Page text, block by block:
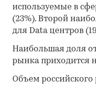
используемые в
(23%). Второй
для Data центров
Наибольшая доля
рынка приходится
Объем